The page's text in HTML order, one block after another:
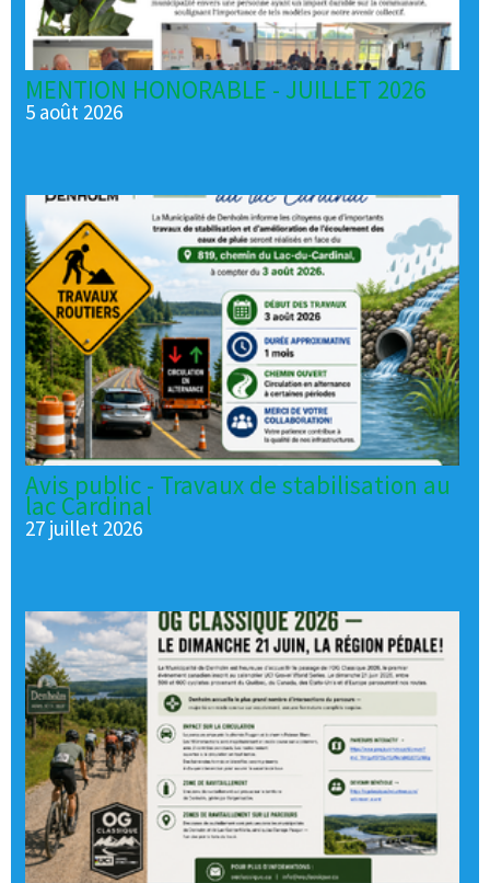
MENTION HONORABLE - JUILLET 2026
5 août 2026
Avis public - Travaux de stabilisation au
lac Cardinal
27 juillet 2026